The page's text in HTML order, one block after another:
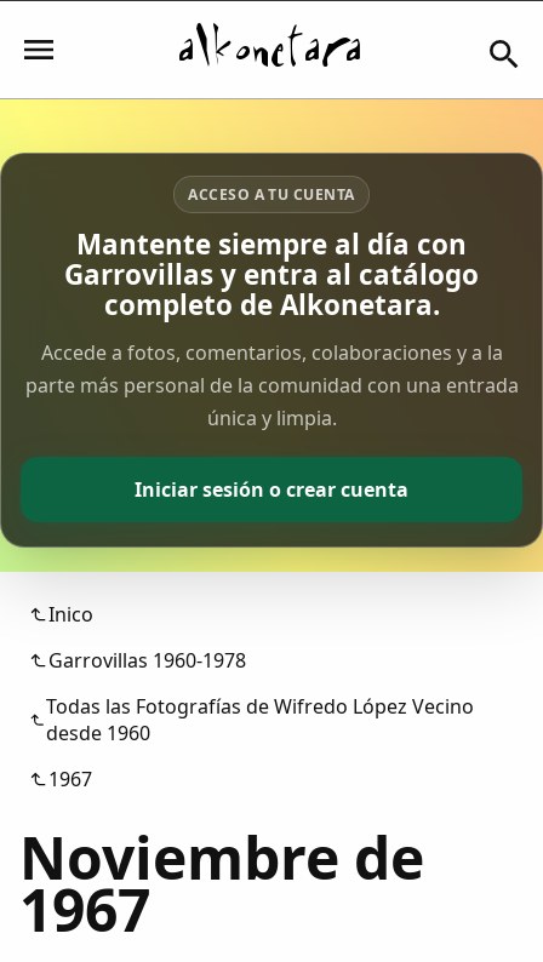
Iniciar sesión
Mi Cuenta
El Tiempo
Comunidad
Colaboradores
AlkoTV
Idiosincrasia
ACCESO A TU CUENTA
Mantente siempre al día con
Garrovillas y entra al catálogo
completo de Alkonetara.
Accede a fotos, comentarios, colaboraciones y a la
parte más personal de la comunidad con una entrada
única y limpia.
Iniciar sesión o crear cuenta
Inico
Garrovillas 1960-1978
Todas las Fotografías de Wifredo López Vecino
desde 1960
1967
Noviembre de
1967